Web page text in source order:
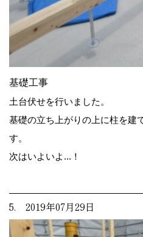
基礎工事
土台伏せを行いました。
基礎の立ち上がりの上に柱を建
す。
次はいよいよ...！
5. 2019年07月29日